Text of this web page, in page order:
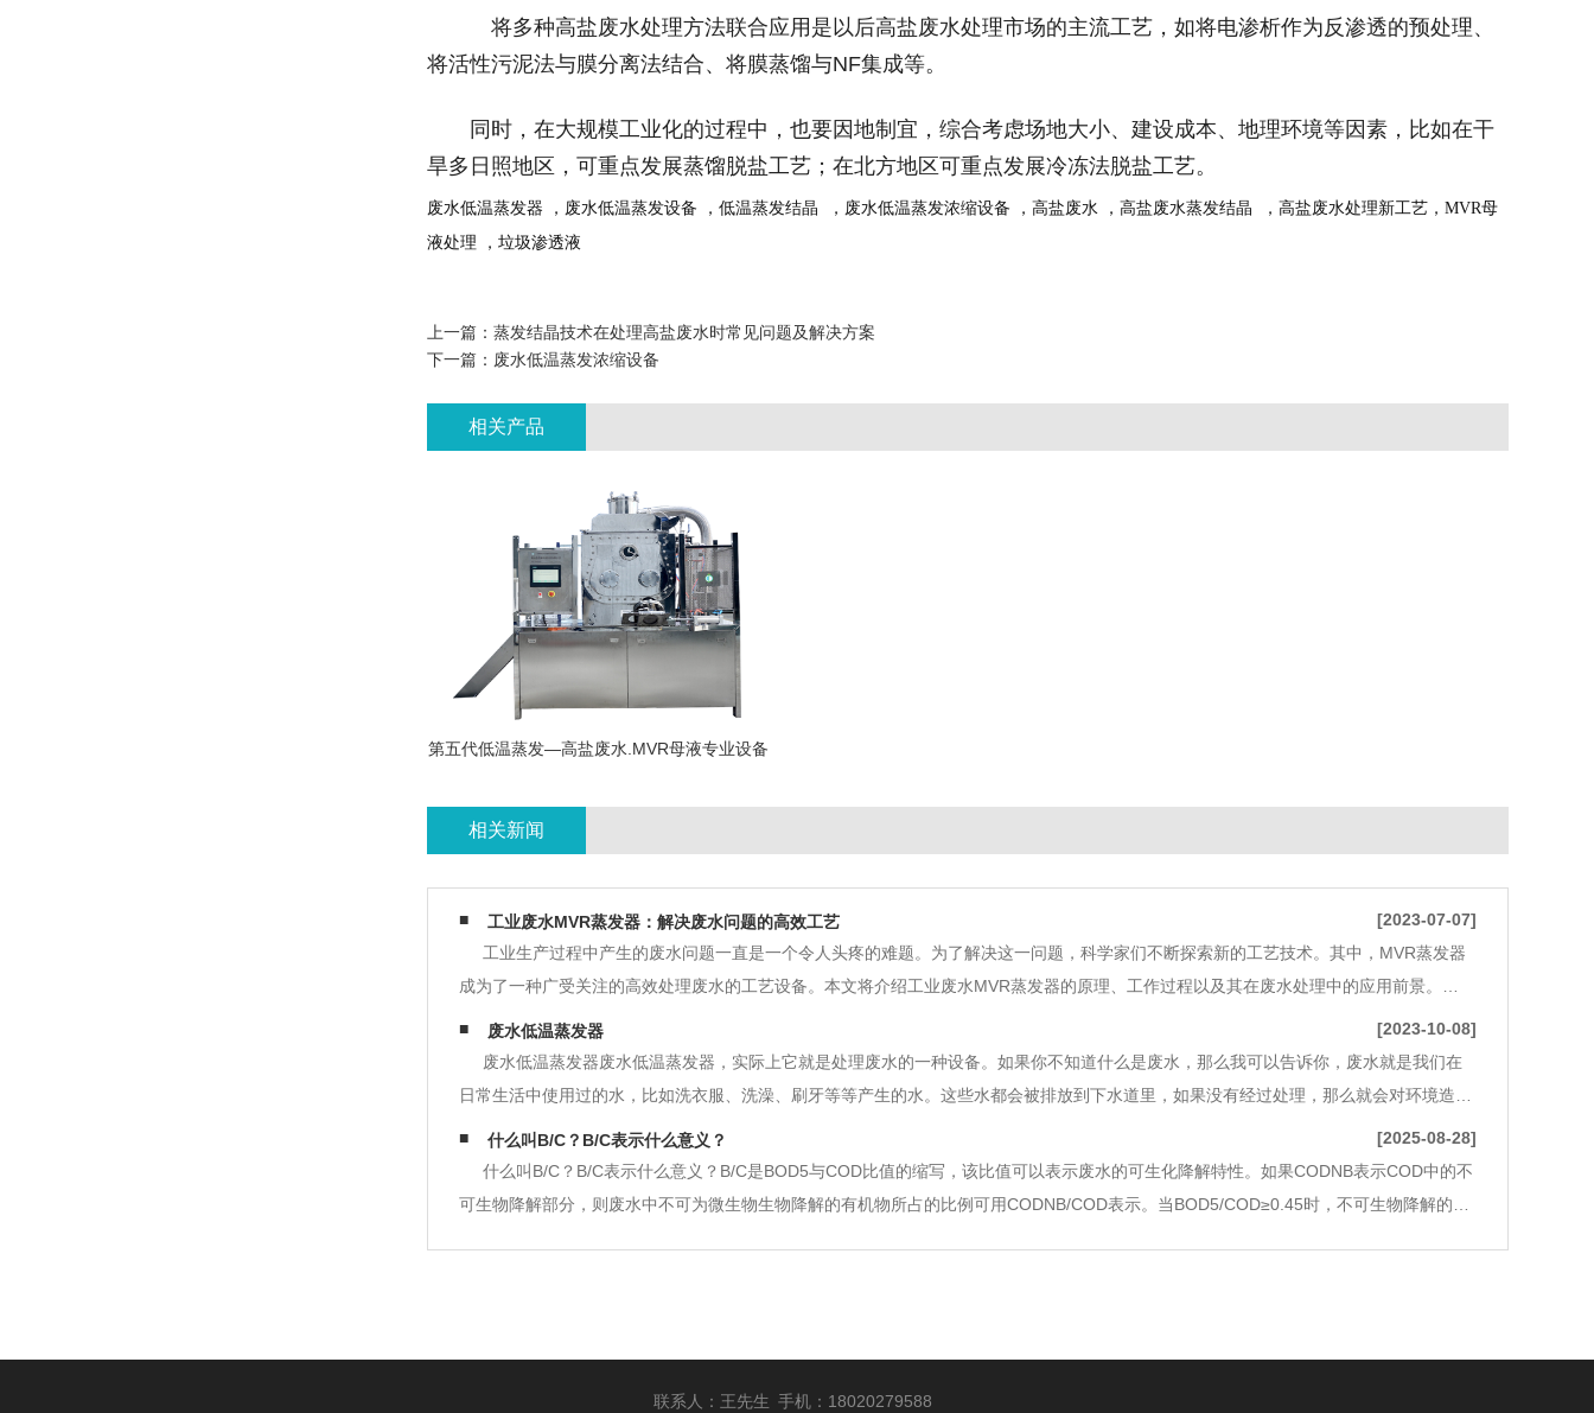
将多种高盐废水处理方法联合应用是以后高盐废水处理市场的主流工艺，如将电渗析作为反渗透的预处理、
将活性污泥法与膜分离法结合、将膜蒸馏与NF集成等。
同时，在大规模工业化的过程中，也要因地制宜，综合考虑场地大小、建设成本、地理环境等因素，比如在干
旱多日照地区，可重点发展蒸馏脱盐工艺；在北方地区可重点发展冷冻法脱盐工艺。
废水低温蒸发器 ，废水低温蒸发设备 ，低温蒸发结晶 ，废水低温蒸发浓缩设备 ，高盐废水 ，高盐废水蒸发结晶 ，高盐废水处理新工艺， MVR母
液处理 ，垃圾渗透液
上一篇： 蒸发结晶技术在处理高盐废水时常见问题及解决方案
下一篇： 废水低温蒸发浓缩设备
相关产品
第五代低温蒸发—高盐废水.MVR母液专业设备
相关新闻
工业废水MVR蒸发器：解决废水问题的高效工艺
[2023-07-07]
工业生产过程中产生的废水问题一直是一个令人头疼的难题。为了解决这一问题，科学家们不断探索新的工艺技术。其中，MVR蒸发器
成为了一种广受关注的高效处理废水的工艺设备。本文将介绍工业废水MVR蒸发器的原理、工作过程以及其在废水处理中的应用前景。
MVR蒸发器，即机械加热蒸发器，利用机械压缩蒸汽的能量来提供蒸发所需的热量。它采用了先进的机械加热和冷凝技术，能够将废水中的
水分快速蒸发，使废水中的污染物得到有
废水低温蒸发器
[2023-10-08]
废水低温蒸发器废水低温蒸发器，实际上它就是处理废水的一种设备。如果你不知道什么是废水，那么我可以告诉你，废水就是我们在
日常生活中使用过的水，比如洗衣服、洗澡、刷牙等等产生的水。这些水都会被排放到下水道里，如果没有经过处理，那么就会对环境造成
污染。废水低温蒸发器就是用来处理这些废水的设备。它的原理就是利用低温蒸发的方式将水中的污染物蒸发掉，然后得到清洁的水。这个
过程中需要消耗一定的能量，但是相对于传
什么叫B/C？B/C表示什么意义？
[2025-08-28]
什么叫B/C？B/C表示什么意义？B/C是BOD5与COD比值的缩写，该比值可以表示废水的可生化降解特性。如果CODNB表示COD中的不
可生物降解部分，则废水中不可为微生物生物降解的有机物所占的比例可用CODNB/COD表示。当BOD5/COD≥0.45时，不可生物降解的有
联系人：王先生 手机：18020279588